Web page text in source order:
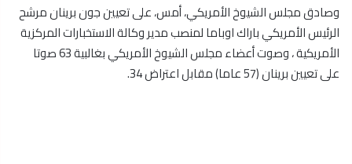
وصادق مجلس الشيوخ الأمريكي، أمس، على تعيين جون برينان مرشح
الرئيس الأمريكي باراك اوباما لمنصب مدير وكالة الاستخبارات المركزية
الأمريكية ، وصوت أعضاء مجلس الشيوخ الأمريكي بغالبية 63 صوتا
على تعيين برينان (57 عاما) مقابل اعتراض 34.